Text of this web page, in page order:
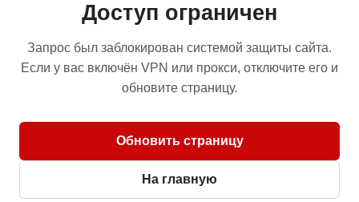
Доступ ограничен
Запрос был заблокирован системой защиты сайта.
Если у вас включён VPN или прокси, отключите его и
обновите страницу.
Обновить страницу
На главную